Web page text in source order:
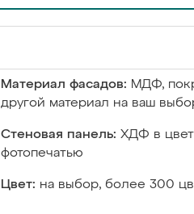
Материал фасадов: МДФ,
другой материал на ваш
Стеновая панель: ХДФ в
фотопечатью
Цвет: на выбор, более 300